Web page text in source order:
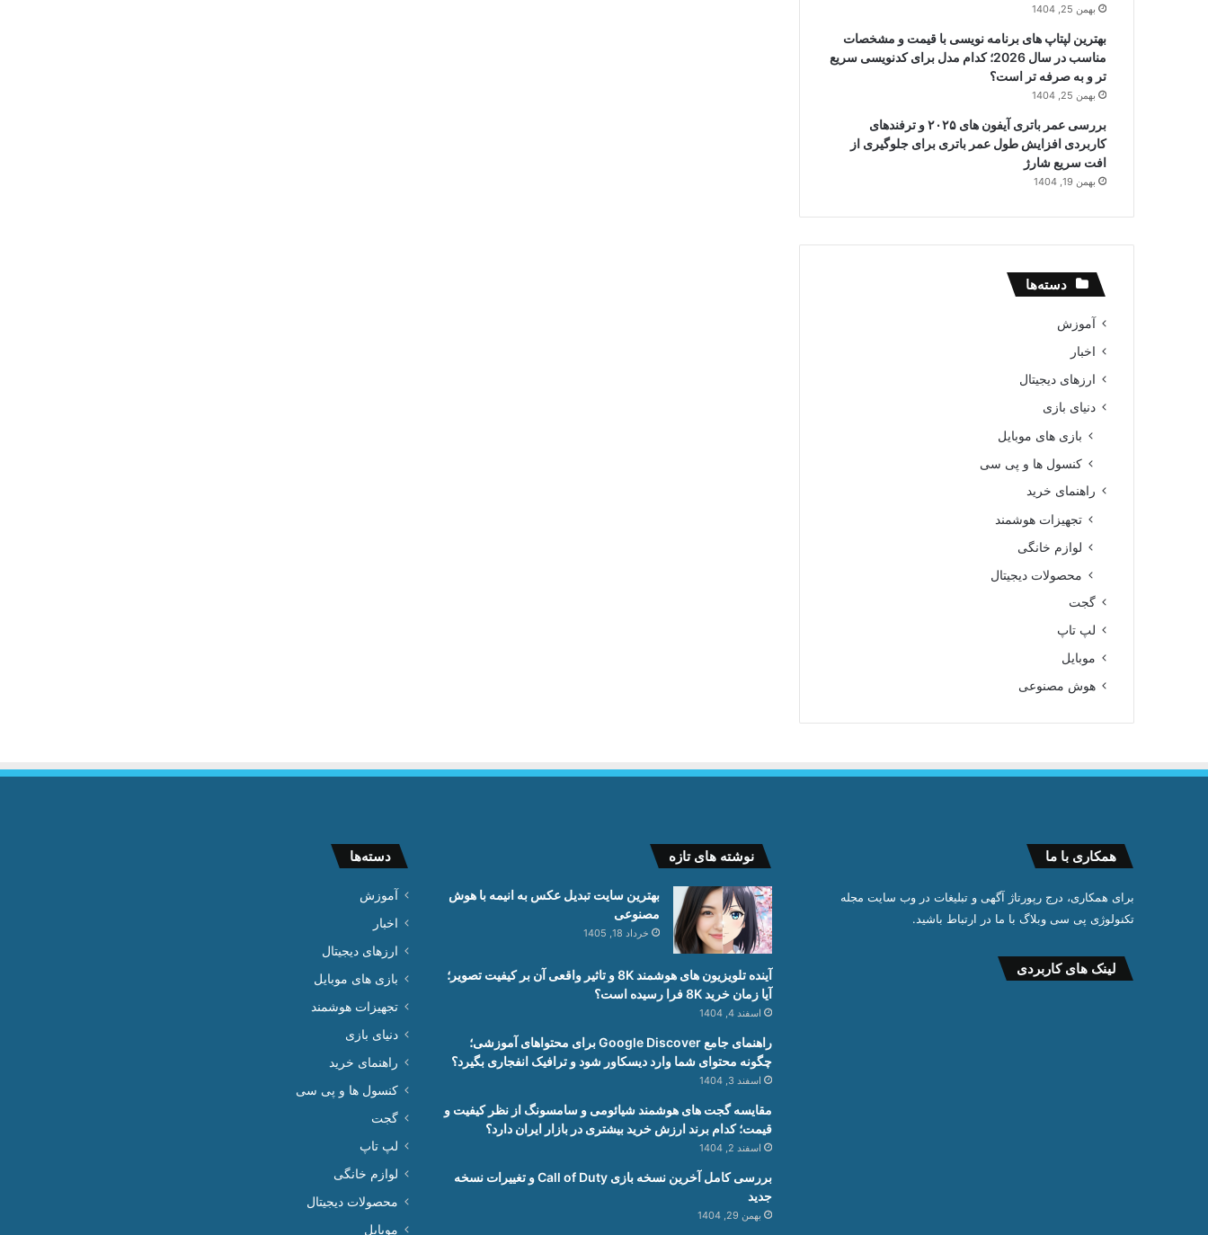
بهمن 25, 1404
بهترین لپتاپ های برنامه نویسی با قیمت و مشخصات
مناسب در سال 2026؛ کدام مدل برای کدنویسی سریع
تر و به صرفه تر است؟
بهمن 25, 1404
بررسی عمر باتری آیفون های ۲۰۲۵ و ترفندهای
کاربردی افزایش طول عمر باتری برای جلوگیری از
افت سریع شارژ
بهمن 19, 1404
دسته‌ها
آموزش
اخبار
ارزهای دیجیتال
دنیای بازی
بازی های موبایل
کنسول ها و پی سی
راهنمای خرید
تجهیزات هوشمند
لوازم خانگی
محصولات دیجیتال
گجت
لپ تاپ
موبایل
هوش مصنوعی
همکاری با ما
برای همکاری، درج رپورتاژ آگهی و تبلیغات در وب سایت مجله
تکنولوژی پی سی وبلاگ با ما در ارتباط باشید.
لینک های کاربردی
نوشته های تازه
بهترین سایت تبدیل عکس به انیمه با هوش
مصنوعی
خرداد 18, 1405
آینده تلویزیون های هوشمند 8K و تاثیر واقعی آن بر کیفیت تصویر؛
آیا زمان خرید 8K فرا رسیده است؟
اسفند 4, 1404
راهنمای جامع Google Discover برای محتواهای آموزشی؛
چگونه محتوای شما وارد دیسکاور شود و ترافیک انفجاری بگیرد؟
اسفند 3, 1404
مقایسه گجت های هوشمند شیائومی و سامسونگ از نظر کیفیت و
قیمت؛ کدام برند ارزش خرید بیشتری در بازار ایران دارد؟
اسفند 2, 1404
بررسی کامل آخرین نسخه بازی Call of Duty و تغییرات نسخه
جدید
بهمن 29, 1404
دسته‌ها
آموزش
اخبار
ارزهای دیجیتال
بازی های موبایل
تجهیزات هوشمند
دنیای بازی
راهنمای خرید
کنسول ها و پی سی
گجت
لپ تاپ
لوازم خانگی
محصولات دیجیتال
موبایل